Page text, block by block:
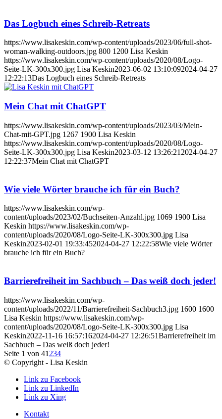
Das Logbuch eines Schreib-Retreats
https://www.lisakeskin.com/wp-content/uploads/2023/06/full-shot-
woman-walking-outdoors.jpg 800 1200 Lisa Keskin
https://www.lisakeskin.com/wp-content/uploads/2020/08/Logo-
Seite-LK-300x300.jpg Lisa Keskin2023-06-02 13:10:092024-04-27
12:22:13Das Logbuch eines Schreib-Retreats
Mein Chat mit ChatGPT
https://www.lisakeskin.com/wp-content/uploads/2023/03/Mein-
Chat-mit-GPT.jpg 1267 1900 Lisa Keskin
https://www.lisakeskin.com/wp-content/uploads/2020/08/Logo-
Seite-LK-300x300.jpg Lisa Keskin2023-03-12 13:26:21 2024-04-27
12:22:37Mein Chat mit ChatGPT
Wie viele Wörter brauche ich für ein Buch?
https://www.lisakeskin.com/wp-
content/uploads/2023/02/Buchseiten-Anzahl.jpg 1069 1900 Lisa
Keskin https://www.lisakeskin.com/wp-
content/uploads/2020/08/Logo-Seite-LK-300x300.jpg Lisa
Keskin2023-02-01 19:33:452024-04-27 12:22:58Wie viele Wörter
brauche ich für ein Buch?
Barrierefreiheit im Sachbuch – Das weiß doch jeder!
https://www.lisakeskin.com/wp-
content/uploads/2022/11/Barrierefreiheit-Sachbuch3.jpg 1600 1600
Lisa Keskin https://www.lisakeskin.com/wp-
content/uploads/2020/08/Logo-Seite-LK-300x300.jpg Lisa
Keskin2022-11-16 16:57:162024-04-27 12:26:51Barrierefreiheit im
Sachbuch – Das weiß doch jeder!
Seite 1 von 41 234
© Copyright - Lisa Keskin
Link zu Facebook
Link zu LinkedIn
Link zu Xing
Kontakt